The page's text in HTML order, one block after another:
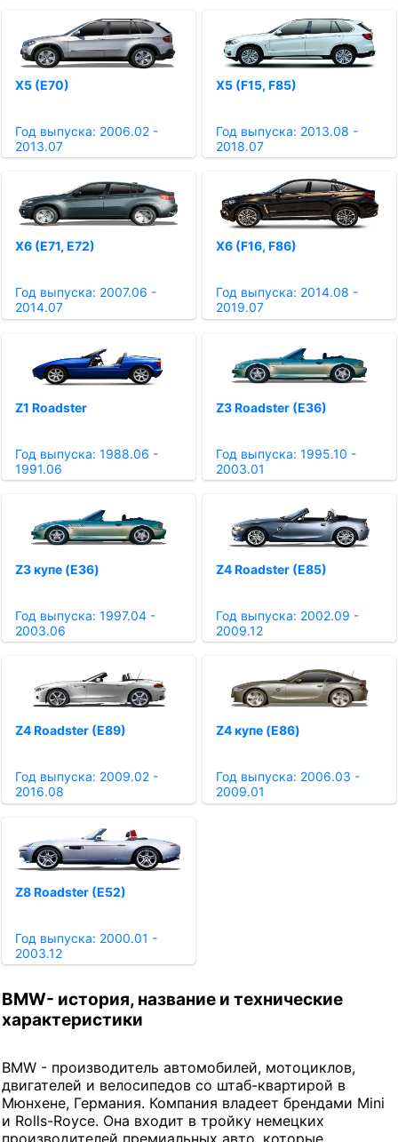
X5 (E70)
Год выпуска: 2006.02 -
2013.07
X5 (F15, F85)
Год выпуска: 2013.08 -
2018.07
X6 (E71, E72)
Год выпуска: 2007.06 -
2014.07
X6 (F16, F86)
Год выпуска: 2014.08 -
2019.07
Z1 Roadster
Год выпуска: 1988.06 -
1991.06
Z3 Roadster (E36)
Год выпуска: 1995.10 -
2003.01
Z3 купе (E36)
Год выпуска: 1997.04 -
2003.06
Z4 Roadster (E85)
Год выпуска: 2002.09 -
2009.12
Z4 Roadster (E89)
Год выпуска: 2009.02 -
2016.08
Z4 купе (E86)
Год выпуска: 2006.03 -
2009.01
Z8 Roadster (E52)
Год выпуска: 2000.01 -
2003.12
BMW- история, название и технические
характеристики
BMW - производитель автомобилей, мотоциклов,
двигателей и велосипедов со штаб-квартирой в
Мюнхене, Германия. Компания владеет брендами Mini
и Rolls-Royce. Она входит в тройку немецких